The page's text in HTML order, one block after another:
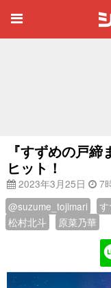
『すずめの戸
ヒット！
2023年3月25日
7
@suzume_tojimari
す
松村北斗
原菜乃華